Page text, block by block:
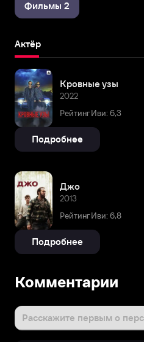
Фильмы 2
Актёр
Кровные узы
2022
Рейтинг Иви: 6,3
Подробнее
Джо
2013
Рейтинг Иви: 6,8
Подробнее
Комментарии
Расскажите первым о